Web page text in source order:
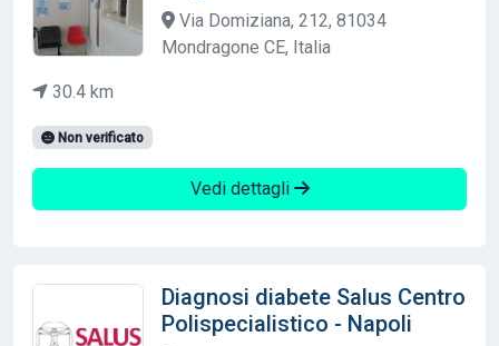
Via Domiziana, 212, 81034
Mondragone CE, Italia
30.4 km
Non verificato
Vedi dettagli
Diagnosi diabete Salus Centro
Polispecialistico - Napoli